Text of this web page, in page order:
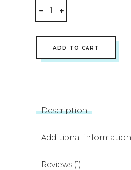
Surfer
Magazine
ADD TO CART
Description
Additional information
Reviews (1)